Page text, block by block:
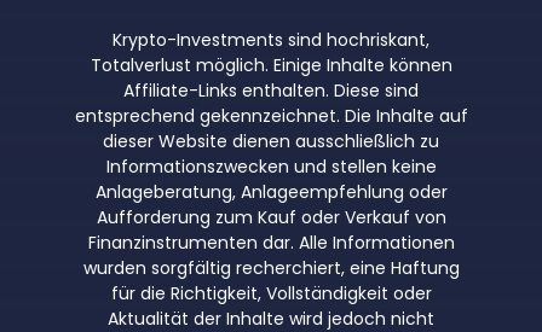
Krypto-Investments sind hochriskant,
Totalverlust möglich. Einige Inhalte können
Affiliate-Links enthalten. Diese sind
entsprechend gekennzeichnet. Die Inhalte auf
dieser Website dienen ausschließlich zu
Informationszwecken und stellen keine
Anlageberatung, Anlageempfehlung oder
Aufforderung zum Kauf oder Verkauf von
Finanzinstrumenten dar. Alle Informationen
wurden sorgfältig recherchiert, eine Haftung
für die Richtigkeit, Vollständigkeit oder
Aktualität der Inhalte wird jedoch nicht